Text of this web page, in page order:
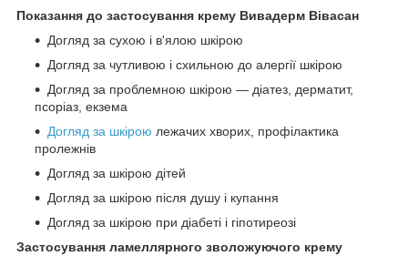
Показання до застосування крему Вивадерм Вівасан
Догляд за сухою і в'ялою шкірою
Догляд за чутливою і схильною до алергії шкірою
Догляд за проблемною шкірою — діатез, дерматит,
псоріаз, екзема
Догляд за шкірою лежачих хворих, профілактика
пролежнів
Догляд за шкірою дітей
Догляд за шкірою після душу і купання
Догляд за шкірою при діабеті і гіпотиреозі
Застосування ламеллярного зволожуючого крему